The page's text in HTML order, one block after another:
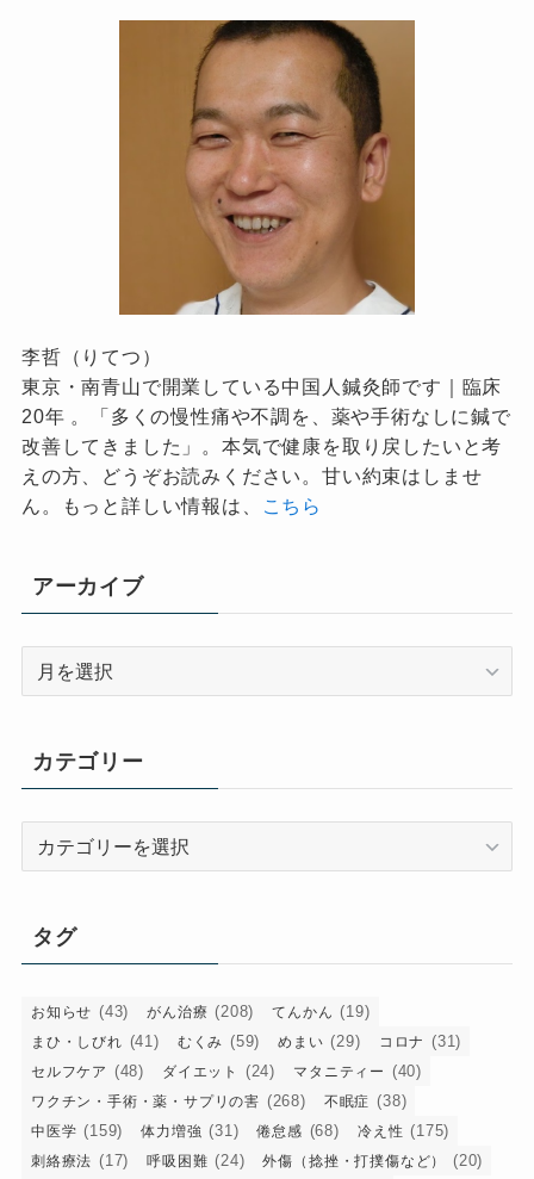
李哲（りてつ）
東京・南青山で開業している中国人鍼灸師です｜臨床
20年 。「多くの慢性痛や不調を、薬や手術なしに鍼で
改善してきました」。本気で健康を取り戻したいと考
えの方、どうぞお読みください。甘い約束はしませ
ん。もっと詳しい情報は、
こちら
アーカイブ
ブ
カテゴリー
ー
タグ
お知らせ (43) がん治療 (208) てんかん (19)
まひ・しびれ (41) むくみ (59) めまい (29) コロナ (31)
セルフケア (48) ダイエット (24) マタニティー (40)
ワクチン・手術・薬・サプリの害 (268) 不眠症 (38)
中医学 (159) 体力増強 (31) 倦怠感 (68) 冷え性 (175)
刺絡療法 (17) 呼吸困難 (24) 外傷（捻挫・打撲傷など） (20)